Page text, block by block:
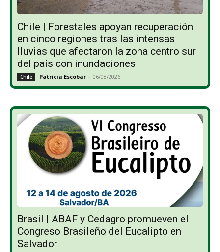
Chile | Forestales apoyan recuperación
en cinco regiones tras las intensas
lluvias que afectaron la zona centro sur
del país con inundaciones
Chile Patricia Escobar - 06/08/2026
Brasil | ABAF y Cedagro promueven el
Congreso Brasileño del Eucalipto en
Salvador